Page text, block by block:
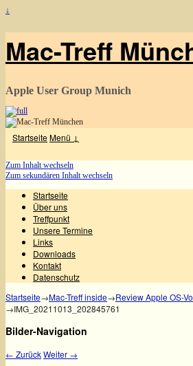
↓
Mac-Treff
Apple User Group Munich
StartseiteMenü ↓
Zum Inhalt wechseln
Zum sekundären Inhalt wechseln
Startseite
Über uns
Treffpunkt
Unsere Termine
Links
Downloads
Kontakt
Datenschutz
Startseite→Mac-Treff inside→Review Apple OS-
→IMG_20211013_202845761
Bilder-Navigation
← ZurückWeiter →